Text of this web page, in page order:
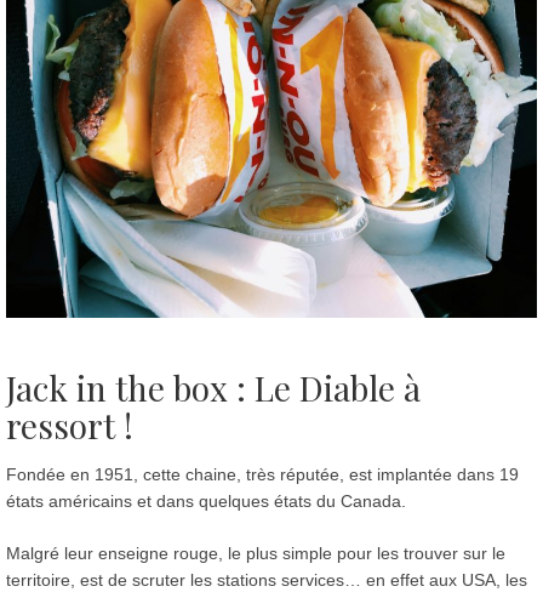
Jack in the box : Le Diable à
ressort !
Fondée en 1951, cette chaine, très réputée, est implantée dans 19
états américains et dans quelques états du Canada.
Malgré leur enseigne rouge, le plus simple pour les trouver sur le
territoire, est de scruter les stations services… en effet aux USA, les